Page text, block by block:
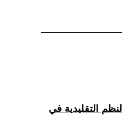
التقليدية في